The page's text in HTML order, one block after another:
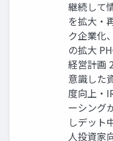
継続して
を拡大・
ク企業化
の拡大
経営計画
意識した
度向上・
ーシング
しデット
人投資家